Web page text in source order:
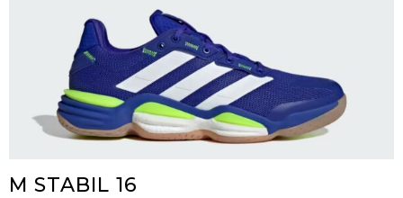
M STABIL 16